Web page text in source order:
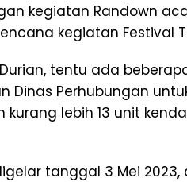
kegiatan Randown
kegiatan Festival
tentu ada
Dinas Perhubungan
lebih 13 unit
tanggal 3 Mei 2023,